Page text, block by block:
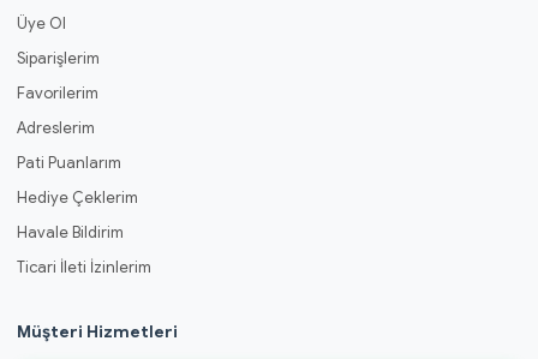
Üye Ol
Siparişlerim
Favorilerim
Adreslerim
Pati Puanlarım
Hediye Çeklerim
Havale Bildirim
Ticari İleti İzinlerim
Müşteri Hizmetleri